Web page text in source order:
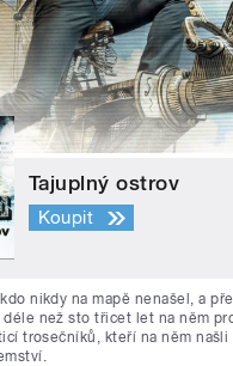
Tajuplný ostrov
Koupit
nikdy na mapě nenašel, a
déle než sto třicet let na něm
trosečníků, kteří na něm našli